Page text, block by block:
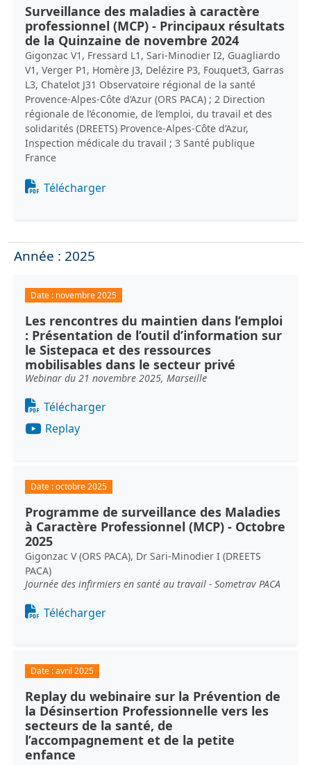
Surveillance des maladies à caractère
professionnel (MCP) - Principaux résultats
de la Quinzaine de novembre 2024
Gigonzac V1, Fressard L1, Sari-Minodier I2, Guagliardo
V1, Verger P1, Homère J3, Delézire P3, Fouquet3, Garras
L3, Chatelot J31 Observatoire régional de la santé
Provence-Alpes-Côte d’Azur (ORS PACA) ; 2 Direction
régionale de l’économie, de l’emploi, du travail et des
solidarités (DREETS) Provence-Alpes-Côte d’Azur,
Inspection médicale du travail ; 3 Santé publique
France
Document
Télécharger
Année : 2025
Date : novembre 2025
Les rencontres du maintien dans l’emploi
: Présentation de l’outil d’information sur
le Sistepaca et des ressources
mobilisables dans le secteur privé
Webinar du 21 novembre 2025, Marseille
Document
Télécharger
Replay
Date :octobre 2025
Programme de surveillance des Maladies
à Caractère Professionnel (MCP) - Octobre
2025
Gigonzac V (ORS PACA), Dr Sari-Minodier I (DREETS
PACA)
Journée des infirmiers en santé au travail - Sometrav PACA
Document
Télécharger
Date :avril 2025
Replay du webinaire sur la Prévention de
la Désinsertion Professionnelle vers les
secteurs de la santé, de
l’accompagnement et de la petite
enfance